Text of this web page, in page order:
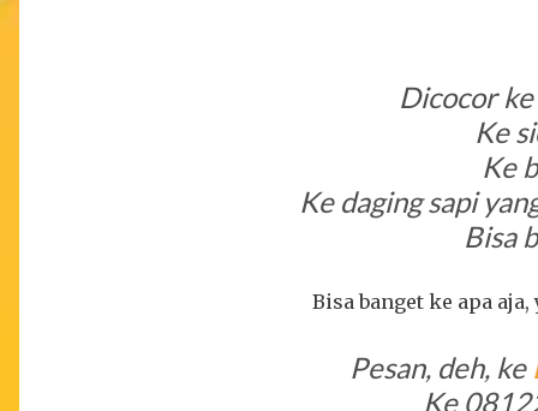
Dicocor
Ke
Ke
Ke daging sapi
Bisa
Bisa banget ke apa
Pesan, deh, ke
Ke